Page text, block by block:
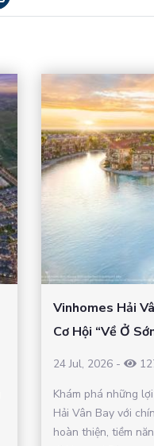
Vinhomes Hải
Cơ Hội “Về Ở
24 Jul, 2026-
Khám phá những
Hải Vân Bay với
hoàn thiện, tiềm